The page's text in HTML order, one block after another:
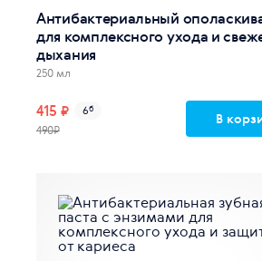
Антибактериальный
для комплексного ухода и
дыхания
250 мл
415 ₽ 6б
490₽
В